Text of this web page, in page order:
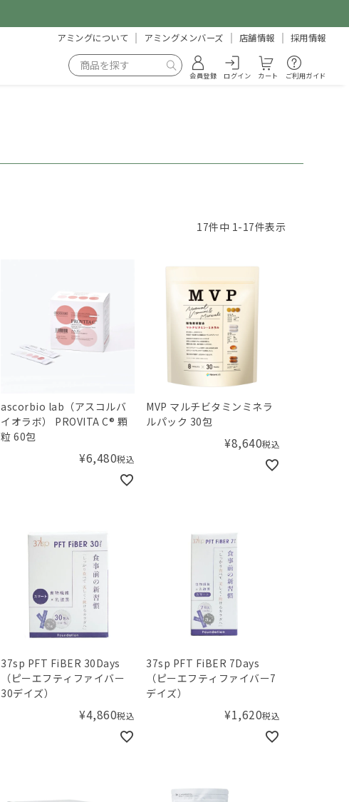
アミングについて アミングメンバーズ 店舗情報 採用情報
会員登録 ログイン カート ご利用ガイド
17件中 1-17件表示
ascorbio lab（アスコルバ
イオラボ） PROVITA C® 顆
粒 60包
¥6,480税込
MVP マルチビタミンミネラ
ルパック 30包
¥8,640税込
37sp PFT FiBER 30Days
（ピーエフティファイバー
30デイズ）
¥4,860税込
37sp PFT FiBER 7Days
（ピーエフティファイバー7
デイズ）
¥1,620税込